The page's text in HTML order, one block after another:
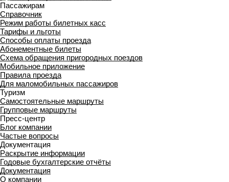
Пассажирам
Справочник
Режим работы билетных касс
Тарифы и льготы
Способы оплаты проезда
Абонементные билеты
Схема обращения пригородных поездов
Мобильное приложение
Правила проезда
Для маломобильных пассажиров
Туризм
Самостоятельные маршруты
Групповые маршруты
Пресс-центр
Блог компании
Частые вопросы
Документация
Раскрытие информации
Годовые бухгалтерские отчёты
Документация
О компании